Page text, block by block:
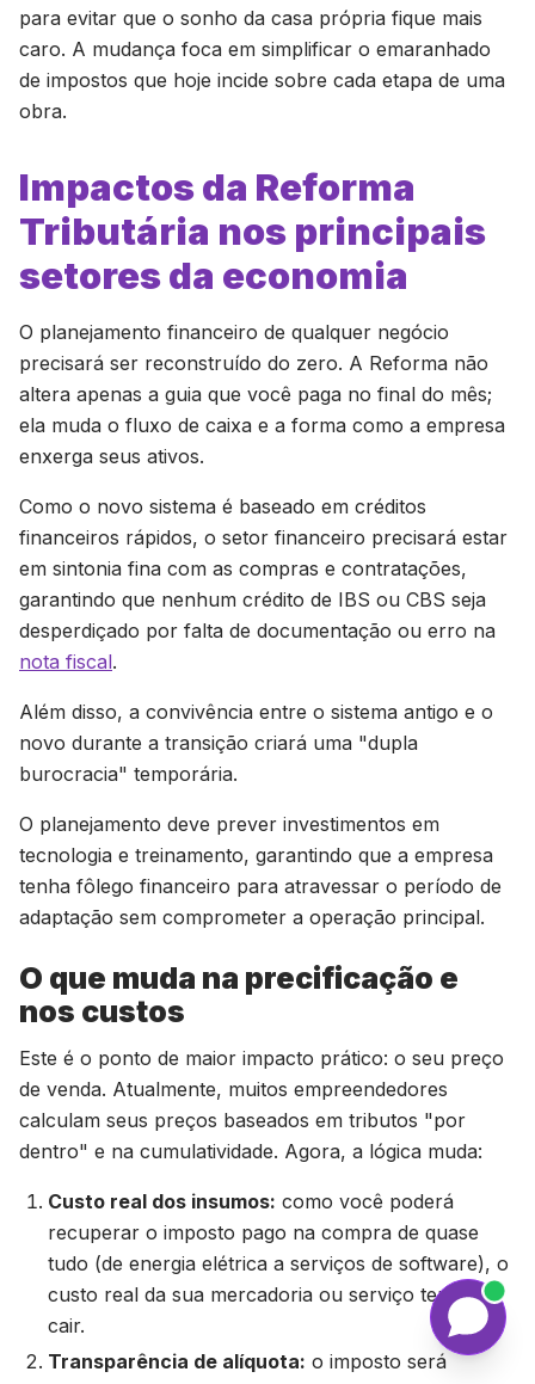
para evitar que o sonho da casa própria fique mais
caro. A mudança foca em simplificar o emaranhado
de impostos que hoje incide sobre cada etapa de uma
obra.
Impactos da Reforma
Tributária nos principais
setores da economia
O planejamento financeiro de qualquer negócio
precisará ser reconstruído do zero. A Reforma não
altera apenas a guia que você paga no final do mês;
ela muda o fluxo de caixa e a forma como a empresa
enxerga seus ativos.
Como o novo sistema é baseado em créditos
financeiros rápidos, o setor financeiro precisará estar
em sintonia fina com as compras e contratações,
garantindo que nenhum crédito de IBS ou CBS seja
desperdiçado por falta de documentação ou erro na
nota fiscal.
Além disso, a convivência entre o sistema antigo e o
novo durante a transição criará uma "dupla
burocracia" temporária.
O planejamento deve prever investimentos em
tecnologia e treinamento, garantindo que a empresa
tenha fôlego financeiro para atravessar o período de
adaptação sem comprometer a operação principal.
O que muda na precificação e
nos custos
Este é o ponto de maior impacto prático: o seu preço
de venda. Atualmente, muitos empreendedores
calculam seus preços baseados em tributos "por
dentro" e na cumulatividade. Agora, a lógica muda:
Custo real dos insumos: como você poderá
recuperar o imposto pago na compra de quase
tudo (de energia elétrica a serviços de software), o
custo real da sua mercadoria ou serviço tende a
cair.
Transparência de alíquota: o imposto será